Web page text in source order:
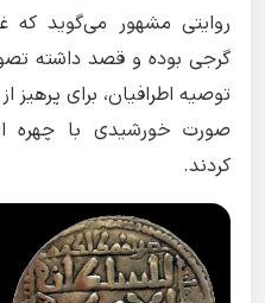
روایتی مشهور می‌گوید که
گرجی بوده و قصد داشته
توصیه اطرافیان، برای پرهیز
صورت خورشیدی با چهره
کردند.